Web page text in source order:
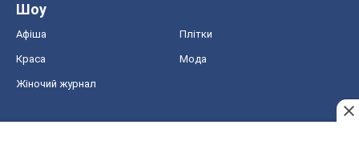
Шоу
Афіша Плітки
Краса Мода
Жіночий журнал